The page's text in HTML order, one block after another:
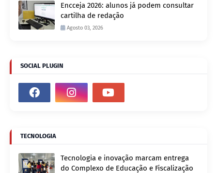
Encceja 2026: alunos já podem consultar
cartilha de redação
Agosto 03, 2026
SOCIAL PLUGIN
TECNOLOGIA
Tecnologia e inovação marcam entrega
do Complexo de Educação e Fiscalização